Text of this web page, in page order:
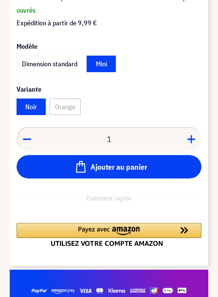
ouvrés
Expédition à partir de9,99 €
Modèle
Dimension standard
Mini
Variante
Noir
Orange
Ajouter au panier
Paiement rapide